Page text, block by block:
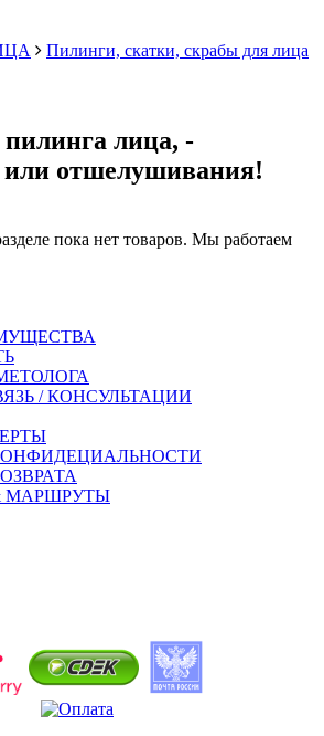
Пилинги, скатки, скрабы для лица
пилинга лица, -
или отшелушивания!
пока нет товаров. Мы работаем
/ КОНСУЛЬТАЦИИ
МАРШРУТЫ